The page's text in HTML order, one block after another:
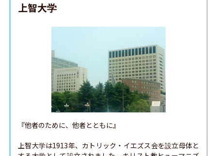
上智大学
『他者のために、他者とともに』
上智大学は1913年、カトリック・イエズス会を設立母体と